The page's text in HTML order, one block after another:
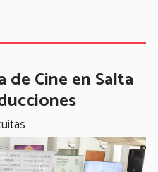
de Cine en Salta